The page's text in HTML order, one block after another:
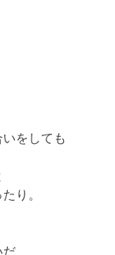
をしても
り。
だ